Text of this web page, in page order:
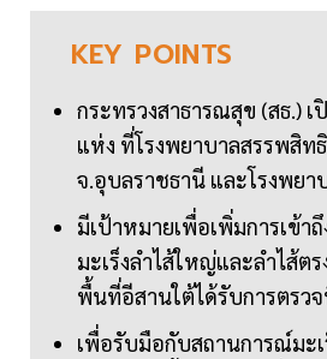
KEY POINTS
กระทรวงสาธารณสุข (สธ.)
แห่ง ที่โรงพยาบาลสรรพสิท
จ.อุบลราชธานี และโรงพยา
มีเป้าหมายเพื่อเพิ่มการเข้า
มะเร็งลำไส้ใหญ่และลำไส้ต
พื้นที่อีสานใต้ได้รับการตรว
เพื่อรับมือกับสถานการณ์มะ